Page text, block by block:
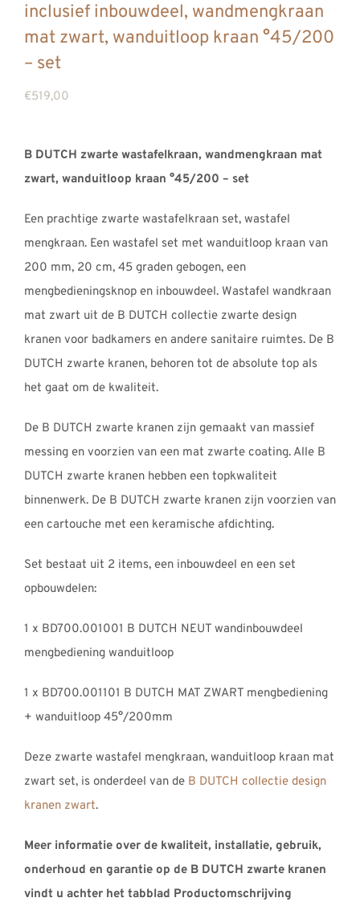
REVIEWS
INFO
inclusief inbouwdeel, wandmengkraan
mat zwart, wanduitloop kraan °45/200
– set
€519,00
B DUTCH zwarte wastafelkraan, wandmengkraan mat
zwart, wanduitloop kraan °45/200 – set
Een prachtige zwarte wastafelkraan set, wastafel
mengkraan. Een wastafel set met wanduitloop kraan van
200 mm, 20 cm, 45 graden gebogen, een
mengbedieningsknop en inbouwdeel. Wastafel wandkraan
mat zwart uit de B DUTCH collectie zwarte design
kranen voor badkamers en andere sanitaire ruimtes. De B
DUTCH zwarte kranen, behoren tot de absolute top als
het gaat om de kwaliteit.
De B DUTCH zwarte kranen zijn gemaakt van massief
messing en voorzien van een mat zwarte coating. Alle B
DUTCH zwarte kranen hebben een topkwaliteit
binnenwerk. De B DUTCH zwarte kranen zijn voorzien van
een cartouche met een keramische afdichting.
Set bestaat uit 2 items, een inbouwdeel en een set
opbouwdelen:
1 x BD700.001001 B DUTCH NEUT wandinbouwdeel
mengbediening wanduitloop
1 x BD700.001101 B DUTCH MAT ZWART mengbediening
+ wanduitloop 45°/200mm
Deze zwarte wastafel mengkraan, wanduitloop kraan mat
zwart set, is onderdeel van de B DUTCH collectie design
kranen zwart.
Meer informatie over de kwaliteit, installatie, gebruik,
onderhoud en garantie op de B DUTCH zwarte kranen
vindt u achter het tabblad Productomschrijving